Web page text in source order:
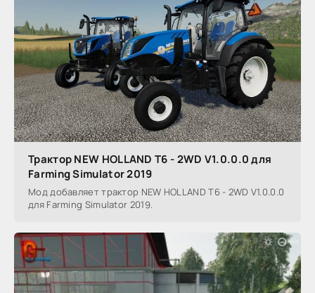
Трактор NEW HOLLAND T6 - 2WD V1.0.0.0 для
Farming Simulator 2019
Мод добавляет трактор NEW HOLLAND T6 - 2WD V1.0.0.0
для Farming Simulator 2019.